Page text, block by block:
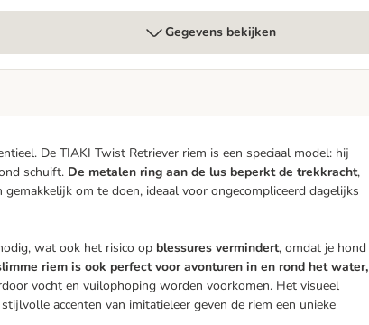
Gegevens bekijken
De TIAKI Twist Retriever riem is een speciaal model: hij
schuift. De metalen ring aan de lus beperkt de trekkracht,
om te doen, ideaal voor ongecompliceerd dagelijks
wat ook het risico op blessures vermindert, omdat je hond
riem is ook perfect voor avonturen in en rond het water,
vocht en vuilophoping worden voorkomen. Het visueel
accenten van imitatieleer geven de riem een ​​unieke